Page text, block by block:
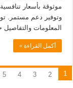
موثوقة بأسعار
وتوفير دعم مستمر.
المعلومات
أكمل القراءة »
1
2
3
4
5